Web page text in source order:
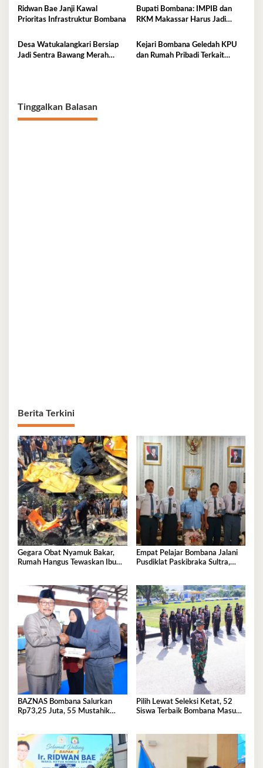
Ridwan Bae Janji Kawal
Prioritas Infrastruktur Bombana
Bupati Bombana: IMPIB dan
RKM Makassar Harus Jadi
Desa Watukalangkari Bersiap
Jadi Sentra Bawang Merah
Kejari Bombana Geledah KPU
dan Rumah Pribadi Terkait
Tinggalkan Balasan
Berita Terkini
Gegara Obat Nyamuk Bakar,
Rumah Hangus Tewaskan Ibu
Empat Pelajar Bombana Jalani
Pusdiklat Paskibraka Sultra,
BAZNAS Bombana Salurkan
Rp73,25 Juta, 55 Mustahik
Pilih Lewat Seleksi Ketat, 52
Siswa Terbaik Bombana Masuk